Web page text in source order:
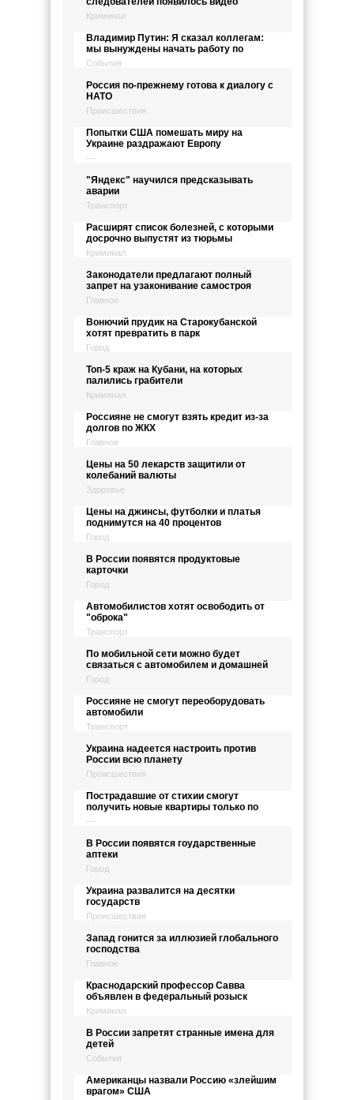
Криминал
Владимир Путин: Я сказал коллегам:
мы вынуждены начать работу по
События
Россия по-прежнему готова к диалогу с
НАТО
Происшествия
Попытки США помешать миру на
Украине раздражают Европу
---
"Яндекс" научился предсказывать
аварии
Транспорт
Расширят список болезней, с которыми
досрочно выпустят из тюрьмы
Криминал
Законодатели предлагают полный
запрет на узаконивание самостроя
Главное
Вонючий прудик на Старокубанской
хотят превратить в парк
Город
Топ-5 краж на Кубани, на которых
палились грабители
Криминал
Россияне не смогут взять кредит из-за
долгов по ЖКХ
Главное
Цены на 50 лекарств защитили от
колебаний валюты
Здоровье
Цены на джинсы, футболки и платья
поднимутся на 40 процентов
Город
В России появятся продуктовые
карточки
Город
Автомобилистов хотят освободить от
"оброка"
Транспорт
По мобильной сети можно будет
связаться с автомобилем и домашней
Город
Россияне не смогут переоборудовать
автомобили
Транспорт
Украина надеется настроить против
России всю планету
Происшествия
Пострадавшие от стихии смогут
получить новые квартиры только по
---
В России появятся гоударственные
аптеки
Город
Украина развалится на десятки
государств
Происшествия
Запад гонится за иллюзией глобального
господства
Главное
Краснодарский профессор Савва
объявлен в федеральный розыск
Криминал
В России запретят странные имена для
детей
События
Американцы назвали Россию «злейшим
врагом» США